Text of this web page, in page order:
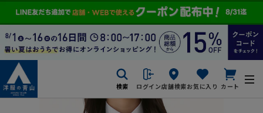
検索 ログイン店舗検索お気に入り カート